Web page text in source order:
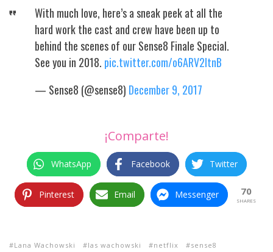
With much love, here’s a sneak peek at all the
hard work the cast and crew have been up to
behind the scenes of our Sense8 Finale Special.
See you in 2018. pic.twitter.com/o6ARV2ItnB
— Sense8 (@sense8) December 9, 2017
¡Comparte!
WhatsApp Facebook Twitter
Pinterest Email Messenger 70
SHARES
Lana Wachowski las wachowski netflix sense8